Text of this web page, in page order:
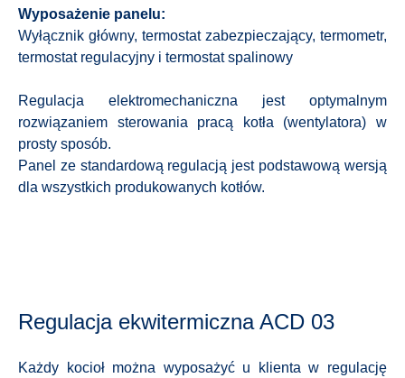
Wyposażenie panelu:
Wyłącznik główny, termostat zabezpieczający, termometr,
termostat regulacyjny i termostat spalinowy
Regulacja elektromechaniczna jest optymalnym
rozwiązaniem sterowania pracą kotła (wentylatora) w
prosty sposób.
Panel ze standardową regulacją jest podstawową wersją
dla wszystkich produkowanych kotłów.
Regulacja ekwitermiczna ACD 03
Każdy kocioł można wyposażyć u klienta w regulację